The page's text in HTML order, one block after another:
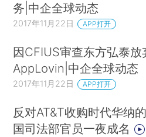
务|中企全球动态
2017年11月22日 APP打开
因CFIUS审查东方弘泰
AppLovin|中企全球动态
2017年11月22日 APP打开
反对AT&T收购时代华纳
国司法部官员一夜成名